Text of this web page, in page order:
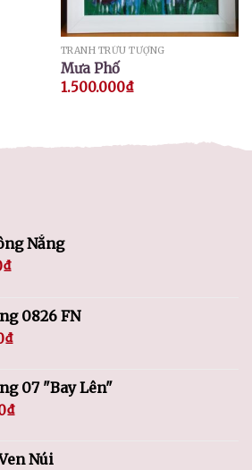
TRANH TRỪU TƯỢNG
Mưa Phố
1.500.000₫
Nắng
₫
0826 FN
₫
07 "Bay Lên"
₫
Núi